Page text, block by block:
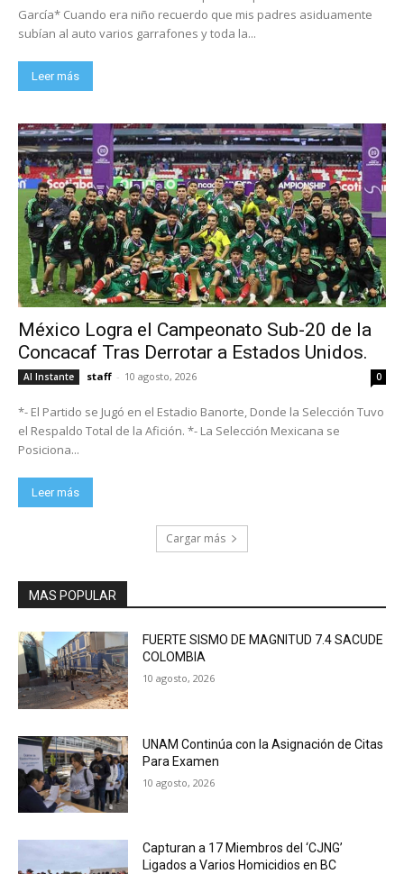
García* Cuando era niño recuerdo que mis padres asiduamente
subían al auto varios garrafones y toda la...
Leer más
México Logra el Campeonato Sub-20 de la
Concacaf Tras Derrotar a Estados Unidos.
Al Instante staff - 10 agosto, 2026 0
*- El Partido se Jugó en el Estadio Banorte, Donde la Selección Tuvo
el Respaldo Total de la Afición. *- La Selección Mexicana se
Posiciona...
Leer más
Cargar más
MAS POPULAR
FUERTE SISMO DE MAGNITUD 7.4 SACUDE
COLOMBIA
10 agosto, 2026
UNAM Continúa con la Asignación de Citas
Para Examen
10 agosto, 2026
Capturan a 17 Miembros del ‘CJNG’
Ligados a Varios Homicidios en BC